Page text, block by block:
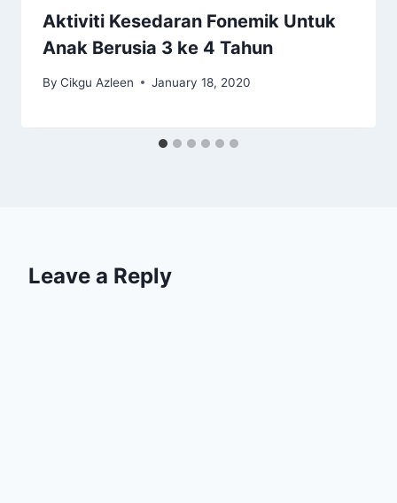
Aktiviti Kesedaran Fonemik Untuk
Anak Berusia 3 ke 4 Tahun
By Cikgu Azleen January 18, 2020
Leave a Reply